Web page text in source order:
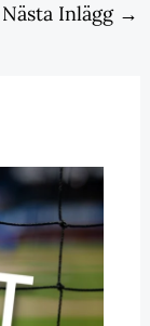
Nästa Inlägg →